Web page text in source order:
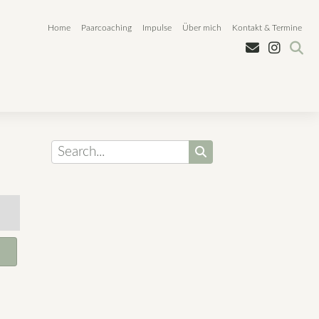
Home Paarcoaching Impulse Über mich Kontakt & Termine